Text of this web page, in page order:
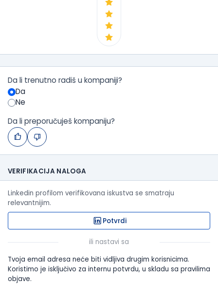
Da li trenutno radiš u kompaniji?
Da
Ne
Da li preporučuješ kompaniju?
VERIFIKACIJA NALOGA
Linkedin profilom verifikovana iskustva se smatraju
relevantnijim.
Potvrdi
ili nastavi sa
Tvoja email adresa neće biti vidljiva drugim korisnicima.
Koristimo je isključivo za internu potvrdu, u skladu sa pravilima
objave.